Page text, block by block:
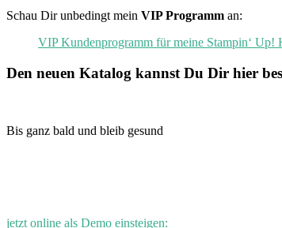
Schau Dir unbedingt mein VIP Programm an:
VIP Kundenprogramm für meine Stampin‘ Up!
Den neuen Katalog kannst Du Dir hier
Bis ganz bald und bleib gesund
jetzt online als Demo einsteigen: